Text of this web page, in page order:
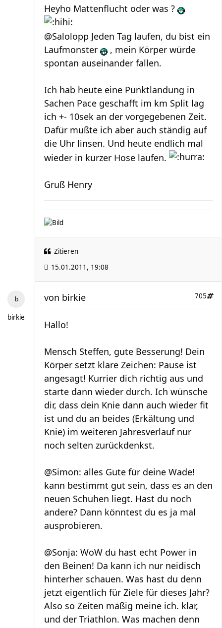
Heyho Mattenflucht oder was ?
@Salolopp Jeden Tag laufen, du bist ein
Laufmonster
, mein Körper würde
spontan auseinander fallen.
Ich hab heute eine Punktlandung in
Sachen Pace geschafft im km Split lag
ich +- 10sek an der vorgegebenen Zeit.
Dafür mußte ich aber auch ständig auf
die Uhr linsen. Und heute endlich mal
wieder in kurzer Hose laufen.
Gruß Henry
Zitieren
15.01.2011, 19:08
birkie
705
von birkie
Hallo!
Mensch Steffen, gute Besserung! Dein
Körper setzt klare Zeichen: Pause ist
angesagt! Kurrier dich richtig aus und
starte dann wieder durch. Ich wünsche
dir, dass dein Knie dann auch wieder fit
ist und du an beides (Erkältung und
Knie) im weiteren Jahresverlauf nur
noch selten zurückdenkst.
@Simon: alles Gute für deine Wade!
kann bestimmt gut sein, dass es an den
neuen Schuhen liegt. Hast du noch
andere? Dann könntest du es ja mal
ausprobieren.
@Sonja: WoW du hast echt Power in
den Beinen! Da kann ich nur neidisch
hinterher schauen. Was hast du denn
jetzt eigentlich für Ziele für dieses Jahr?
Also so Zeiten mäßig meine ich. klar,
und der Triathlon. Was machen denn